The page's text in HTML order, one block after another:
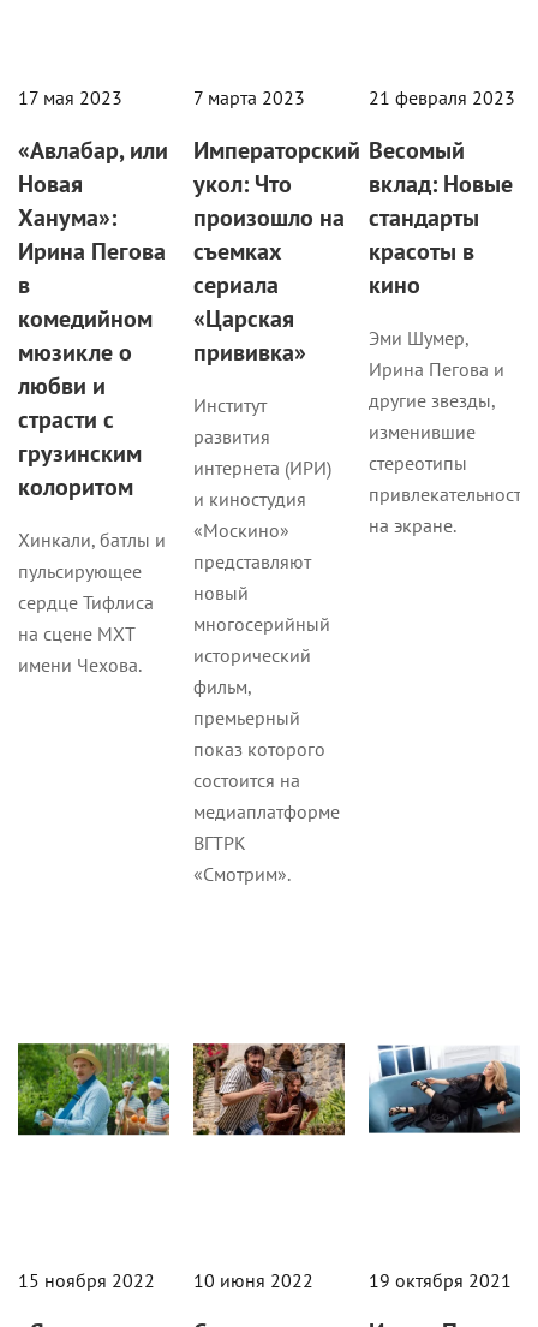
17 мая 2023
«Авлабар, или
Новая
Ханума»:
Ирина Пегова
в
комедийном
мюзикле о
любви и
страсти с
грузинским
колоритом
Хинкали, батлы и
пульсирующее
сердце Тифлиса
на сцене МХТ
имени Чехова.
7 марта 2023
Императорский
укол: Что
произошло на
съемках
сериала
«Царская
прививка»
Институт
развития
интернета (ИРИ)
и киностудия
«Москино»
представляют
новый
многосерийный
исторический
фильм,
премьерный
показ которого
состоится на
медиаплатформе
ВГТРК
«Смотрим».
21 февраля 2023
Весомый
вклад: Новые
стандарты
красоты в
кино
Эми Шумер,
Ирина Пегова и
другие звезды,
изменившие
стереотипы
привлекательности
на экране.
15 ноября 2022 10 июня 2022 19 октября 2021